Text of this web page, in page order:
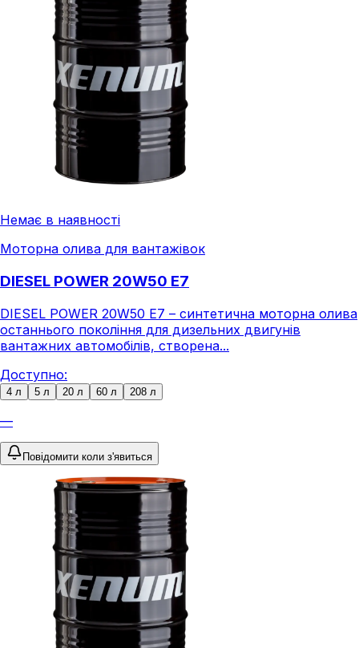
Немає в наявності
Моторна олива для вантажівок
DIESEL POWER 20W50 E7
DIESEL POWER 20W50 E7 – синтетична моторна олива
останнього покоління для дизельних двигунів
вантажних автомобілів, створена...
Доступно:
4 л 5 л 20 л 60 л 208 л
—
Повідомити коли з'явиться